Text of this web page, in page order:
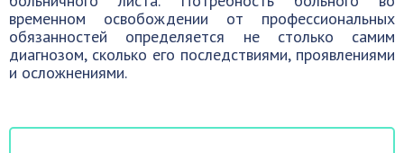
временном освобождении от профессиональных
обязанностей определяется не столько самим
диагнозом, сколько его последствиями, проявлениями
и осложнениями.